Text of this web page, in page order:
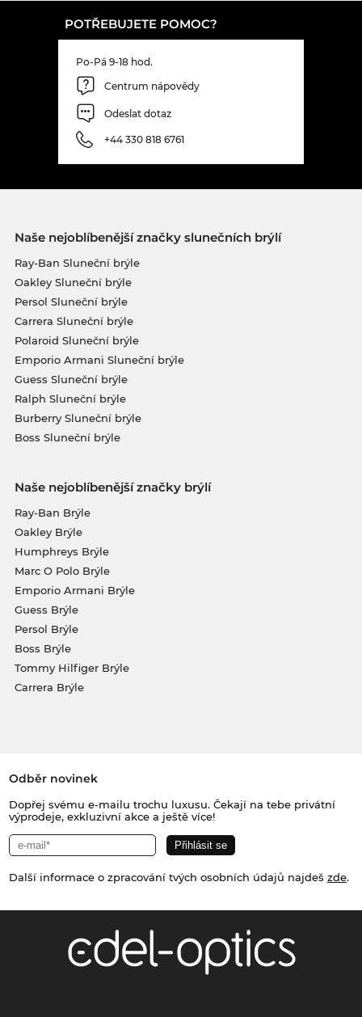
POTŘEBUJETE POMOC?
Po-Pá 9-18 hod.
Centrum nápovědy
Odeslat dotaz
+44 330 818 6761
Naše nejoblíbenější značky slunečních brýlí
Ray-Ban Sluneční brýle
Oakley Sluneční brýle
Persol Sluneční brýle
Carrera Sluneční brýle
Polaroid Sluneční brýle
Emporio Armani Sluneční brýle
Guess Sluneční brýle
Ralph Sluneční brýle
Burberry Sluneční brýle
Boss Sluneční brýle
Naše nejoblíbenější značky brýlí
Ray-Ban Brýle
Oakley Brýle
Humphreys Brýle
Marc O Polo Brýle
Emporio Armani Brýle
Guess Brýle
Persol Brýle
Boss Brýle
Tommy Hilfiger Brýle
Carrera Brýle
Odběr novinek
Dopřej svému e-mailu trochu luxusu. Čekají na tebe privátní
výprodeje, exkluzivní akce a ještě více!
Další informace o zpracování tvých osobních údajů najdeš zde.